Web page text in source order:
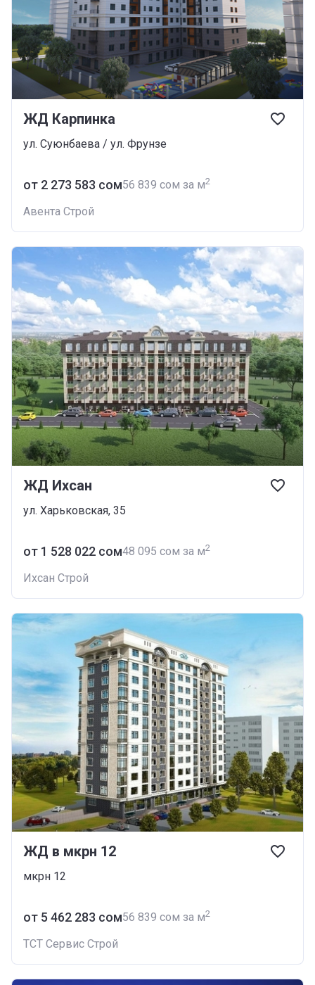
ЖД Карпинка
ул. Суюнбаева / ул. Фрунзе
от ‍2 273 583 сом‍56 839 сом за м2
Авента Строй
ЖД Ихсан
ул. Харьковская, 35
от ‍1 528 022 сом‍48 095 сом за м2
Ихсан Строй
ЖД в мкрн 12
мкрн 12
от ‍5 462 283 сом‍56 839 сом за м2
ТСТ Сервис Строй